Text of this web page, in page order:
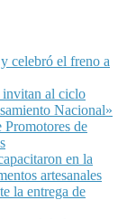
celebró el freno a
al ciclo
Nacional»
Promotores de
en la
artesanales
la entrega de